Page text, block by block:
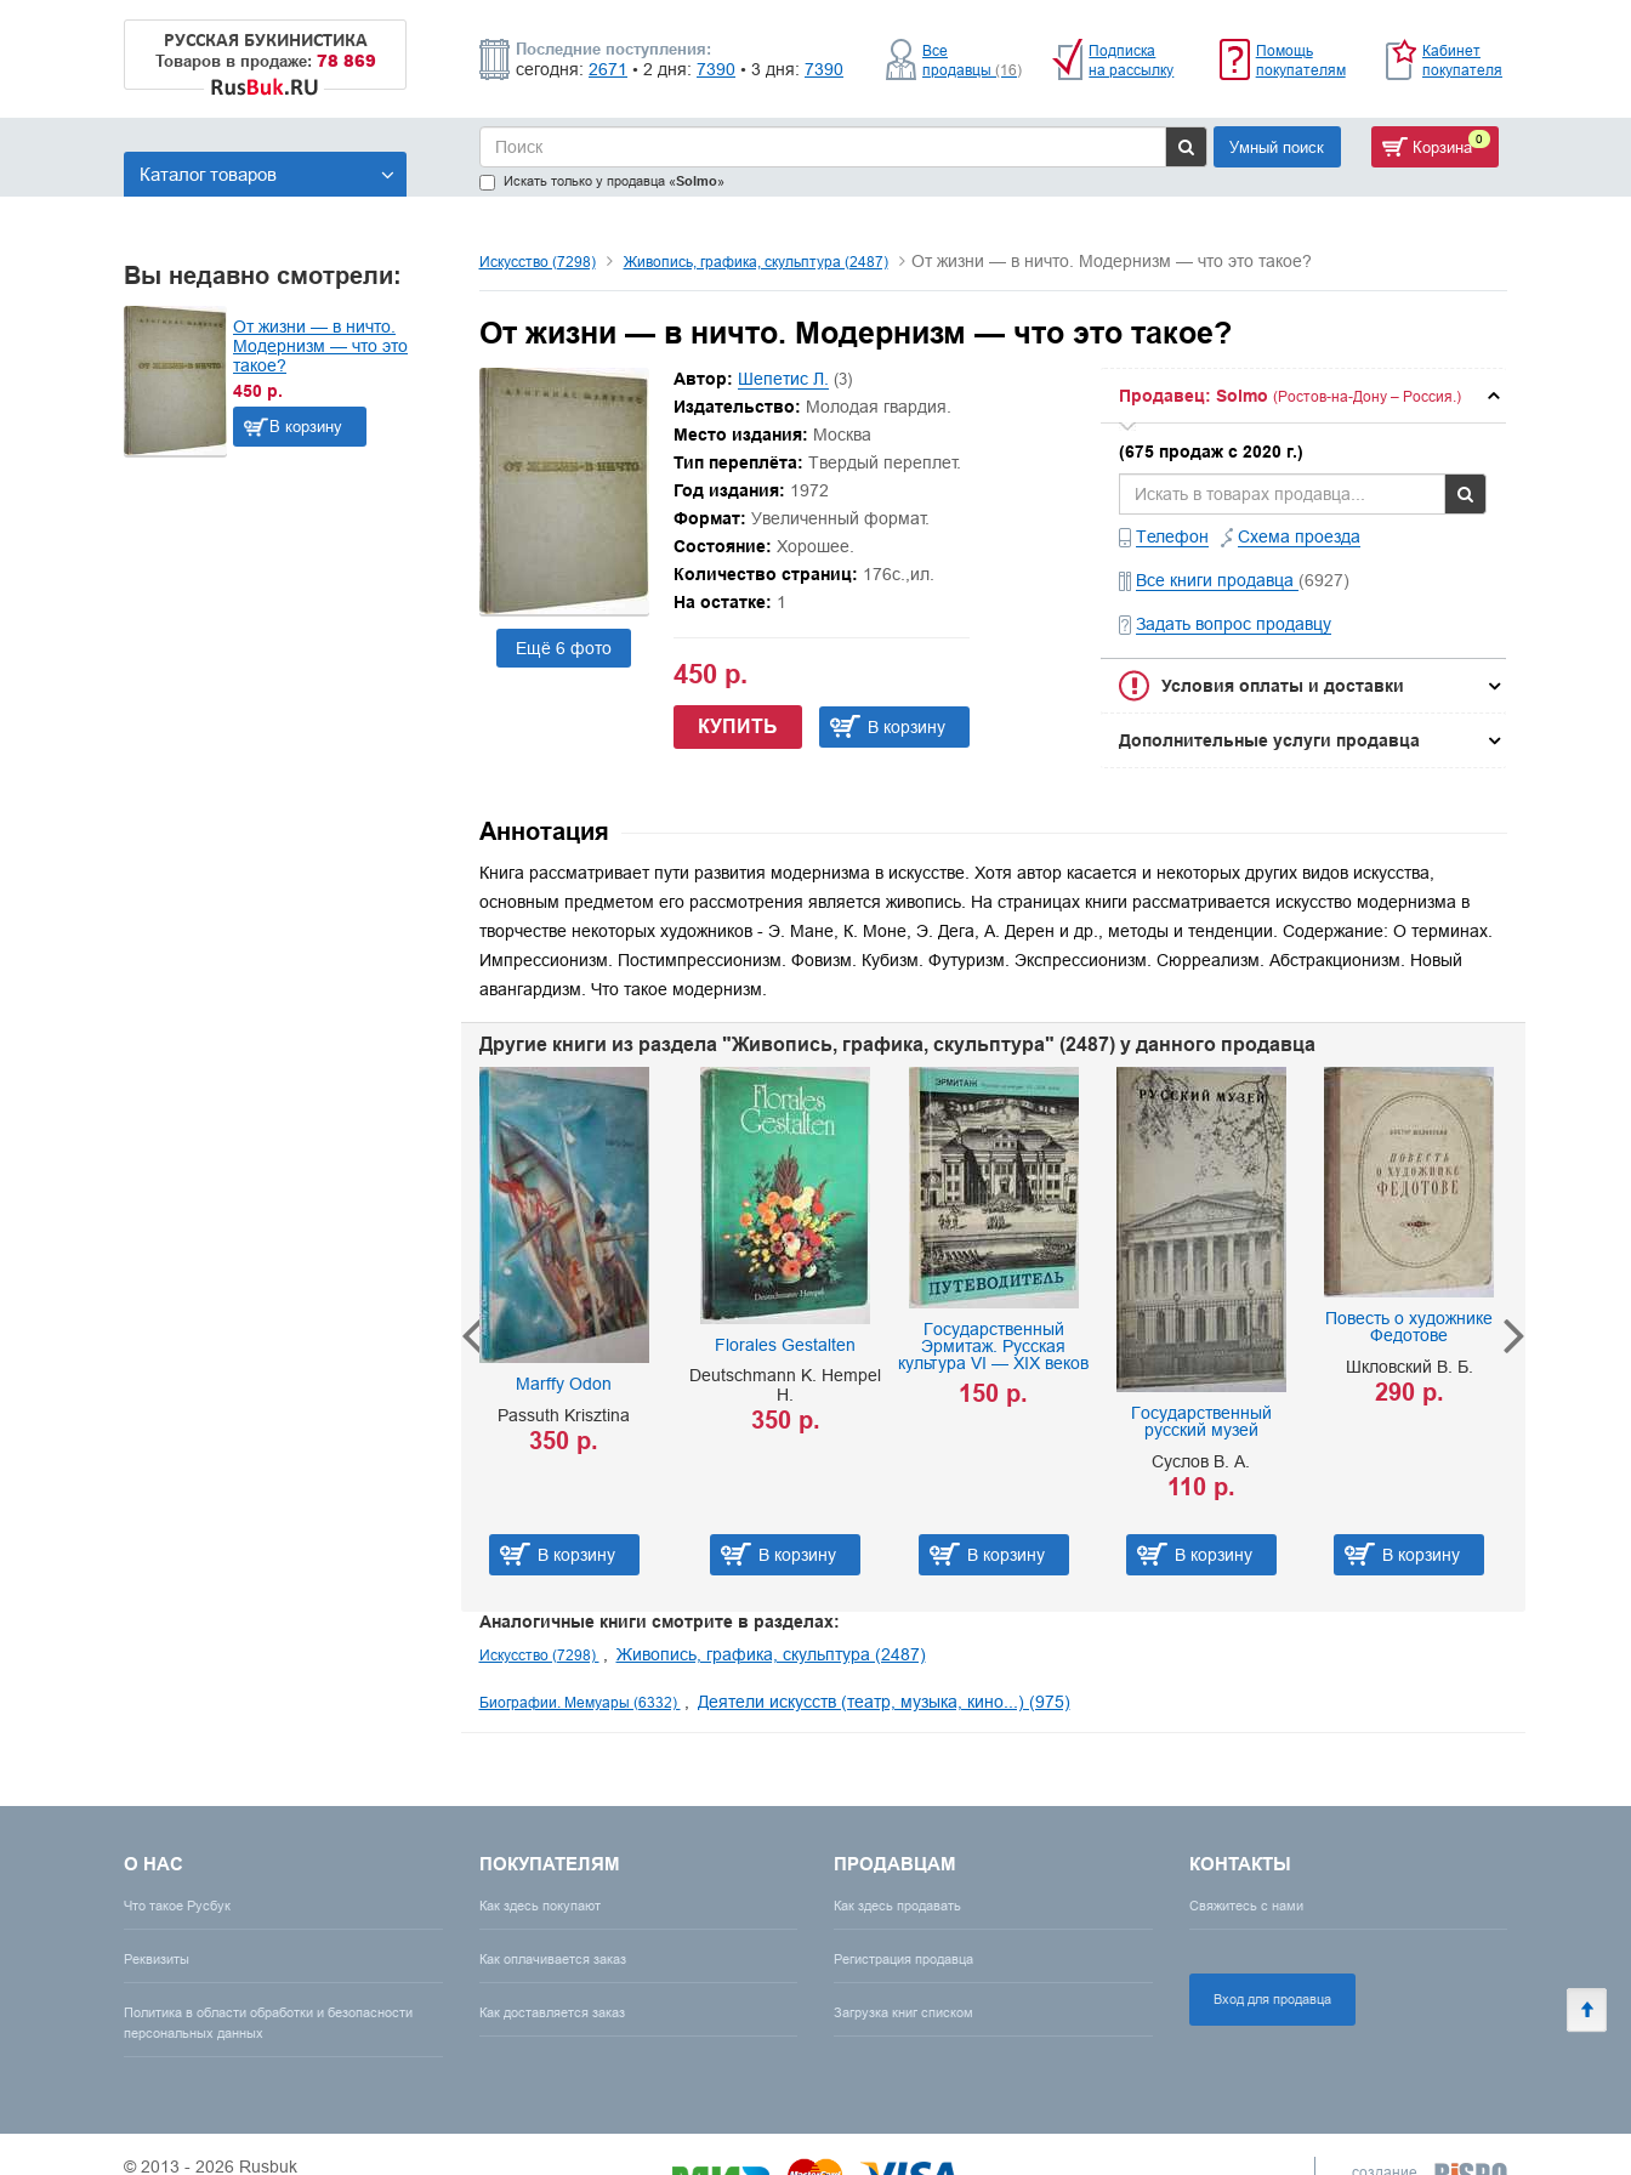
РУССКАЯ БУКИНИСТИКА
Товаров в продаже: 78 869
Последние поступления:
сегодня: 2671 • 2 дня: 7390 • 3 дня: 7390
Все
продавцы (16)
Подписка
на рассылку
Помощь
покупателям
Кабинет
покупателя
Каталог товаров Искать только у продавца «Solmo»
Умный поиск Корзина 0
Вы недавно смотрели:
От жизни — в ничто.
Модернизм — что это
такое?
450 р.
В корзину
Искусство (7298) Живопись, графика, скульптура (2487) От жизни — в ничто. Модернизм — что это такое?
От жизни — в ничто. Модернизм — что это такое?
Ещё 6 фото
Автор: Шепетис Л. (3)
Издательство: Молодая гвардия.
Место издания: Москва
Тип переплёта: Твердый переплет.
Год издания: 1972
Формат: Увеличенный формат.
Состояние: Хорошее.
Количество страниц: 176с.,ил.
На остатке: 1
450 р.
КУПИТЬ В корзину
Продавец: Solmo (Ростов-на-Дону – Россия.)
(675 продаж с 2020 г.)
Телефон Схема проезда
Все книги продавца (6927)
Задать вопрос продавцу
Условия оплаты и доставки
Дополнительные услуги продавца
Аннотация
Книга рассматривает пути развития модернизма в искусстве. Хотя автор касается и некоторых других видов искусства,
основным предметом его рассмотрения является живопись. На страницах книги рассматривается искусство модернизма в
творчестве некоторых художников - Э. Мане, К. Моне, Э. Дега, А. Дерен и др., методы и тенденции. Содержание: О терминах.
Импрессионизм. Постимпрессионизм. Фовизм. Кубизм. Футуризм. Экспрессионизм. Сюрреализм. Абстракционизм. Новый
авангардизм. Что такое модернизм.
Другие книги из раздела "Живопись, графика, скульптура" (2487) у данного продавца
Marffy Odon
Passuth Krisztina
350 р.
В корзину
Florales Gestalten
Deutschmann K. Hempel
H.
350 р.
В корзину
Государственный
Эрмитаж. Русская
культура VI — XIX веков
150 р.
В корзину
Государственный
русский музей
Суслов В. А.
110 р.
В корзину
Повесть о художнике
Федотове
Шкловский В. Б.
290 р.
В корзину
Николай
Аналогичные книги смотрите в разделах:
Искусство (7298) Живопись, графика, скульптура (2487)
Биографии. Мемуары (6332) Деятели искусств (театр, музыка, кино...) (975)
О НАС
Что такое Русбук
Реквизиты
Политика в области обработки и безопасности
персональных данных
ПОКУПАТЕЛЯМ
Как здесь покупают
Как оплачивается заказ
Как доставляется заказ
ПРОДАВЦАМ
Как здесь продавать
Регистрация продавца
Загрузка книг списком
КОНТАКТЫ
Свяжитесь с нами
Вход для продавца
© 2013 - 2026 Rusbuk